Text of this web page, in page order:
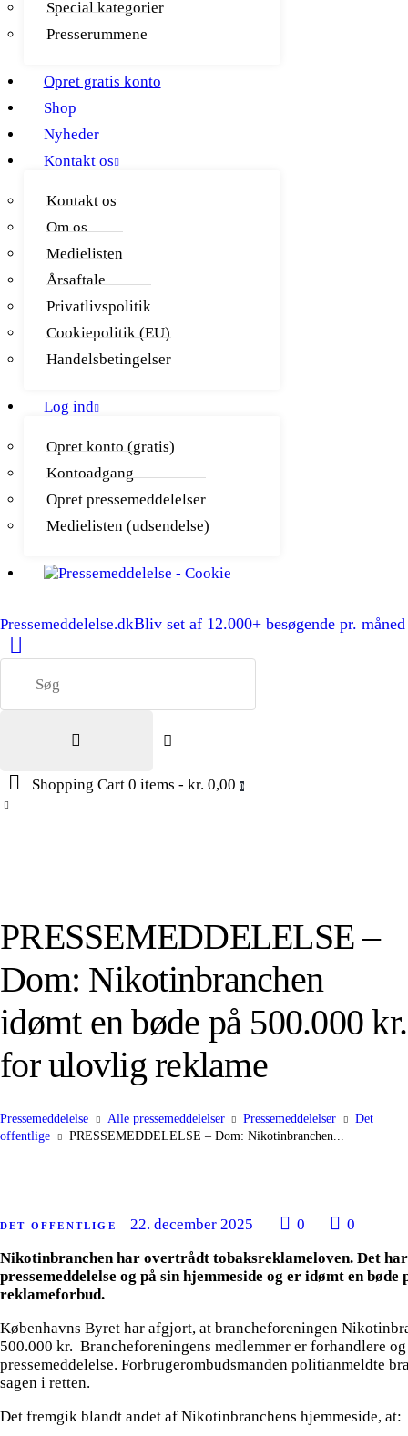
Special kategorier
Presserummene
Opret gratis konto
Shop
Nyheder
Kontakt os
Kontakt os
Om os
Medielisten
Årsaftale
Privatlivspolitik
Cookiepolitik (EU)
Handelsbetingelser
Log ind
Opret konto (gratis)
Kontoadgang
Opret pressemeddelelser
Medielisten (udsendelse)
Pressemeddelelse.dkBliv set af 12.000+ besøgende pr. måned
Shopping Cart 0 items - kr. 0,00 0
PRESSEMEDDELELSE –
Dom: Nikotinbranchen
idømt en bøde på 500.000 kr.
for ulovlig reklame
Pressemeddelelse Alle pressemeddelelser Pressemeddelelser
Det
offentlige
PRESSEMEDDELELSE – Dom: Nikotinbranchen...
DET OFFENTLIGE 22. december 2025 0
0
Nikotinbranchen har overtrådt tobaksreklameloven. Det
pressemeddelelse og på sin hjemmeside og er idømt en
reklameforbud.
Københavns Byret har afgjort, at brancheforeningen
500.000 kr. Brancheforeningens medlemmer er forhandlere
pressemeddelelse. Forbrugerombudsmanden politianmeldte
sagen i retten.
Det fremgik blandt andet af Nikotinbranchens hjemmeside, at: